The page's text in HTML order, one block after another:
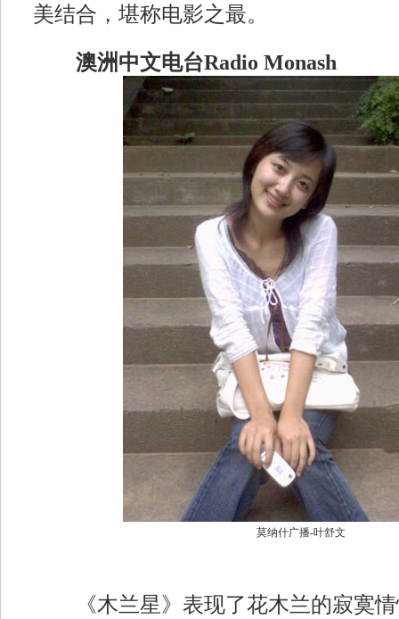
美结合，堪称电影之最。
澳洲中文电台Radio Monash
莫纳什广播-叶舒文
《木兰星》表现了花木兰的寂寞情